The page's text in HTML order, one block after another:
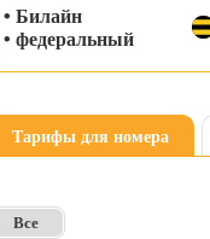
• Билайн
• федеральный
Тарифы для номера
Все